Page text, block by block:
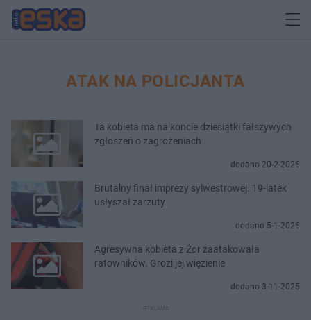
ATAK NA POLICJANTA
Ta kobieta ma na koncie dziesiątki fałszywych
zgłoszeń o zagrożeniach
dodano 20-2-2026
Brutalny finał imprezy sylwestrowej. 19-latek
usłyszał zarzuty
dodano 5-1-2026
Agresywna kobieta z Żor zaatakowała
ratowników. Grozi jej więzienie
dodano 3-11-2025